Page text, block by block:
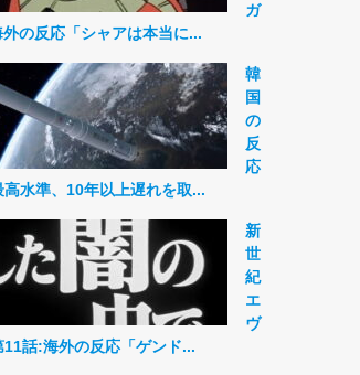
ガ
の反応「シャアは本当に...
韓
国
の
反
応
高水準、10年以上遅れを取...
新
世
紀
エ
ヴ
11話:海外の反応「ゲンド...